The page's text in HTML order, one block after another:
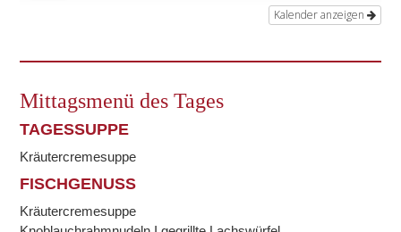
Kalender anzeigen
Mittagsmenü des Tages
TAGESSUPPE
Kräutercremesuppe
FISCHGENUSS
Kräutercremesuppe